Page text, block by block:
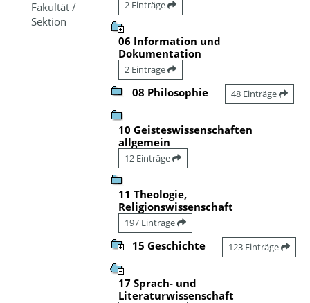
Fakultät /
Sektion
2 Einträge
06 Information und
Dokumentation
2 Einträge
08 Philosophie 48 Einträge
10 Geisteswissenschaften
allgemein
12 Einträge
11 Theologie,
Religionswissenschaft
197 Einträge
15 Geschichte 123 Einträge
17 Sprach- und
Literaturwissenschaft